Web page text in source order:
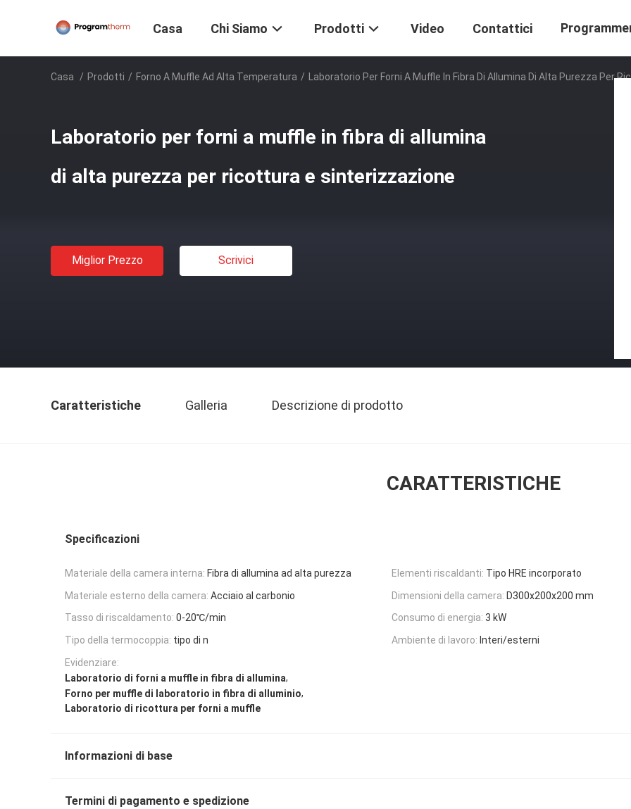
Casa Chi Siamo Prodotti Video Contattici
Casa / Prodotti / Forno A Muffle Ad Alta Temperatura / Laboratorio Per Forni A Muffle In Fibra Di Allumina Di Alta Purezza Per
Laboratorio per forni a muffle in fibra di allumina
di alta purezza per ricottura e sinterizzazione
Miglior Prezzo Scrivici
Caratteristiche Galleria Descrizione di prodotto
CARATTERISTICHE
Specificazioni
Materiale della camera interna: Fibra di allumina ad alta purezza Elementi riscaldanti: Tipo HRE incorporato
Materiale esterno della camera: Acciaio al carbonio Dimensioni della camera: D300x200x200 mm
Tasso di riscaldamento: 0-20℃/min Consumo di energia: 3 kW
Tipo della termocoppia: tipo di n Ambiente di lavoro: Interi/esterni
Evidenziare:
Laboratorio di forni a muffle in fibra di allumina,
Forno per muffle di laboratorio in fibra di alluminio,
Laboratorio di ricottura per forni a muffle
Informazioni di base
Termini di pagamento e spedizione